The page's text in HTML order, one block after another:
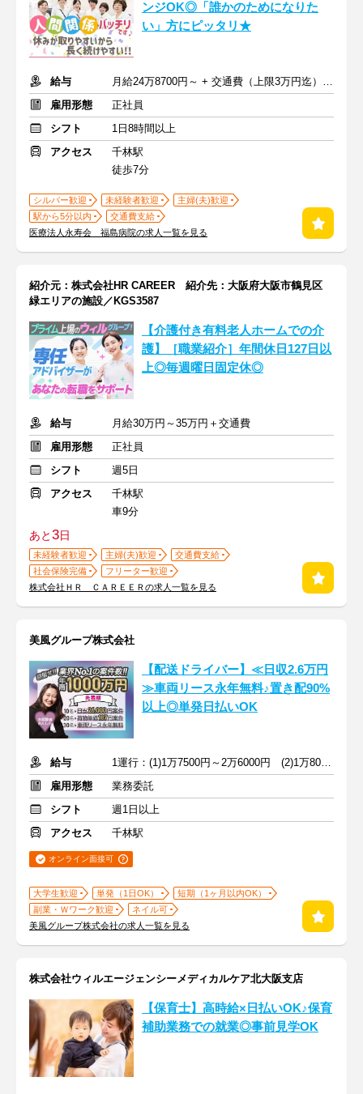
ンジOK◎「誰かのためになりた
い」方にピッタリ★
給与
月給24万8700円～ + 交通費（上限3万円迄） ※夜勤手当含む
雇用形態
正社員
シフト
1日8時間以上
アクセス
千林駅
徒歩7分
シルバー歓迎 未経験者歓迎
主婦(夫)歓迎
駅から5分以内
交通費支給
医療法人永寿会 福島病院の求人一覧を見る
紹介元：株式会社HR CAREER 紹介先：大阪府大阪市鶴見区
緑エリアの施設／KGS3587
【介護付き有料老人ホームでの介
護】［職業紹介］年間休日127日以
上◎毎週曜日固定休◎
給与
月給30万円～35万円＋交通費
雇用形態
正社員
シフト
週5日
アクセス
千林駅
車9分
あと3日
未経験者歓迎 主婦(夫)歓迎
交通費支給
社会保険完備
フリーター歓迎
株式会社ＨＲ ＣＡＲＥＥＲの求人一覧を見る
美風グループ株式会社
【配送ドライバー】≪日収2.6万円
≫車両リース永年無料♪置き配90%
以上◎単発日払いOK
給与
1運行：(1)1万7500円～2万6000円 (2)1万8000円～2万6000円
雇用形態
業務委託
シフト
週1日以上
アクセス
千林駅
オンライン面接可
大学生歓迎 単発（1日OK）
短期（1ヶ月以内OK）
副業・Ｗワーク歓迎
ネイル可
美風グループ株式会社の求人一覧を見る
株式会社ウィルエージェンシーメディカルケア北大阪支店
【保育士】高時給×日払いOK♪保育
補助業務での就業◎事前見学OK